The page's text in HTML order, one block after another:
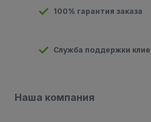
100% гарантия заказа
Служба поддержки
Наша компания